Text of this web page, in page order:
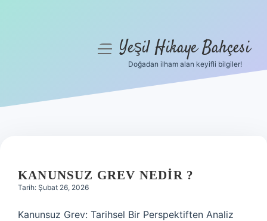
Hakkımızda
menüyüYeşil Hikaye Bahçesi
Doğadan ilham alan keyifli bilgiler!
KANUNSUZ GREV NEDIR ?
Tarih: Şubat 26, 2026
Kanunsuz Grev: Tarihsel Bir Perspektiften Analiz